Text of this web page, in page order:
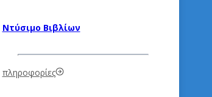
Ντύσιμο Βιβλίων
πληροφορίες